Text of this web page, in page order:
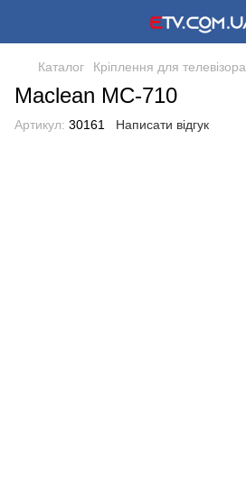
Каталог Кріплення для телевізора
Maclean MC-710
Артикул: 30161 Написати відгук